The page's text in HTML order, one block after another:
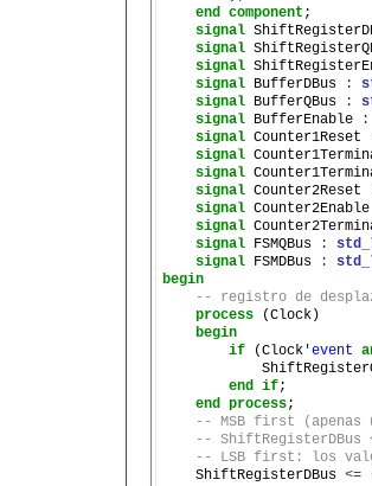
end component ;
signal
signal
signal
signal BufferDBus :
signal BufferQBus :
signal BufferEnable :
signal Counter1Reset
signal
signal
signal Counter2Reset
signal Counter2Enable
signal
signal FSMQBus :
signal FSMDBus :
begin
-- registro de
process (Clock)
begin
if (Clock'event
end if;
end process;
-- MSB first (apenas
-- ShiftRegisterDBus
-- LSB first: los
    ShiftRegisterDBus
<=